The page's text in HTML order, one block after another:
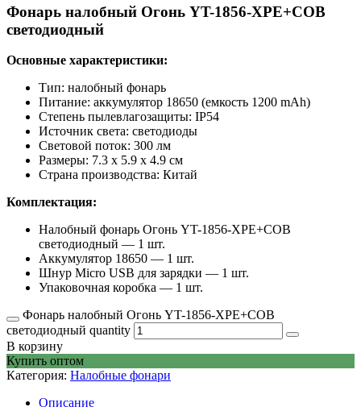
Фонарь налобный Огонь YT-1856-XPE+COB
светодиодный
Основные характеристики:
Тип: налобный фонарь
Питание: аккумулятор 18650 (емкость 1200 mAh)
Степень пылевлагозащиты: IP54
Источник света: светодиоды
Световой поток: 300 лм
Размеры: 7.3 x 5.9 x 4.9 см
Страна производства: Китай
Комплектация:
Налобный фонарь Огонь YT-1856-XPE+COB
светодиодный — 1 шт.
Аккумулятор 18650 — 1 шт.
Шнур Micro USB для зарядки — 1 шт.
Упаковочная коробка — 1 шт.
Фонарь налобный Огонь YT-1856-XPE+COB
светодиодный quantity
В корзину
Купить оптом
Категория: Налобные фонари
Описание